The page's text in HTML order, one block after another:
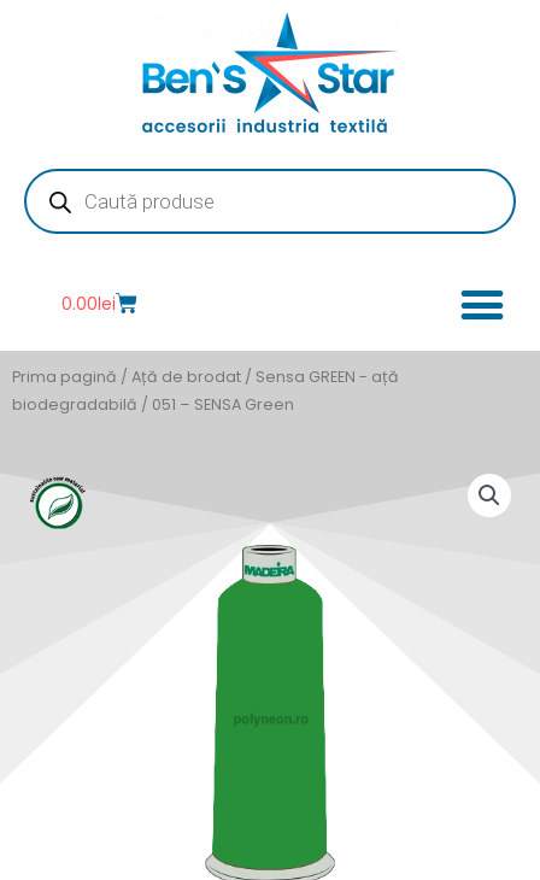
Products
search
0.00leiCart
Prima pagină / Ață de brodat / Sensa GREEN - ață
biodegradabilă / 051 – SENSA Green